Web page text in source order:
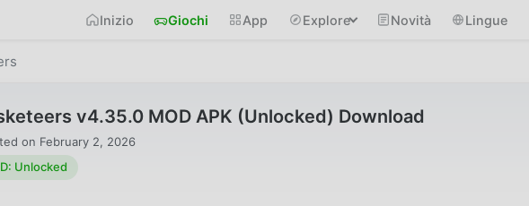
Inizio Giochi App Explore Novità Lingue
v4.35.0 MOD APK (Unlocked) Download
on February 2, 2026
Unlocked